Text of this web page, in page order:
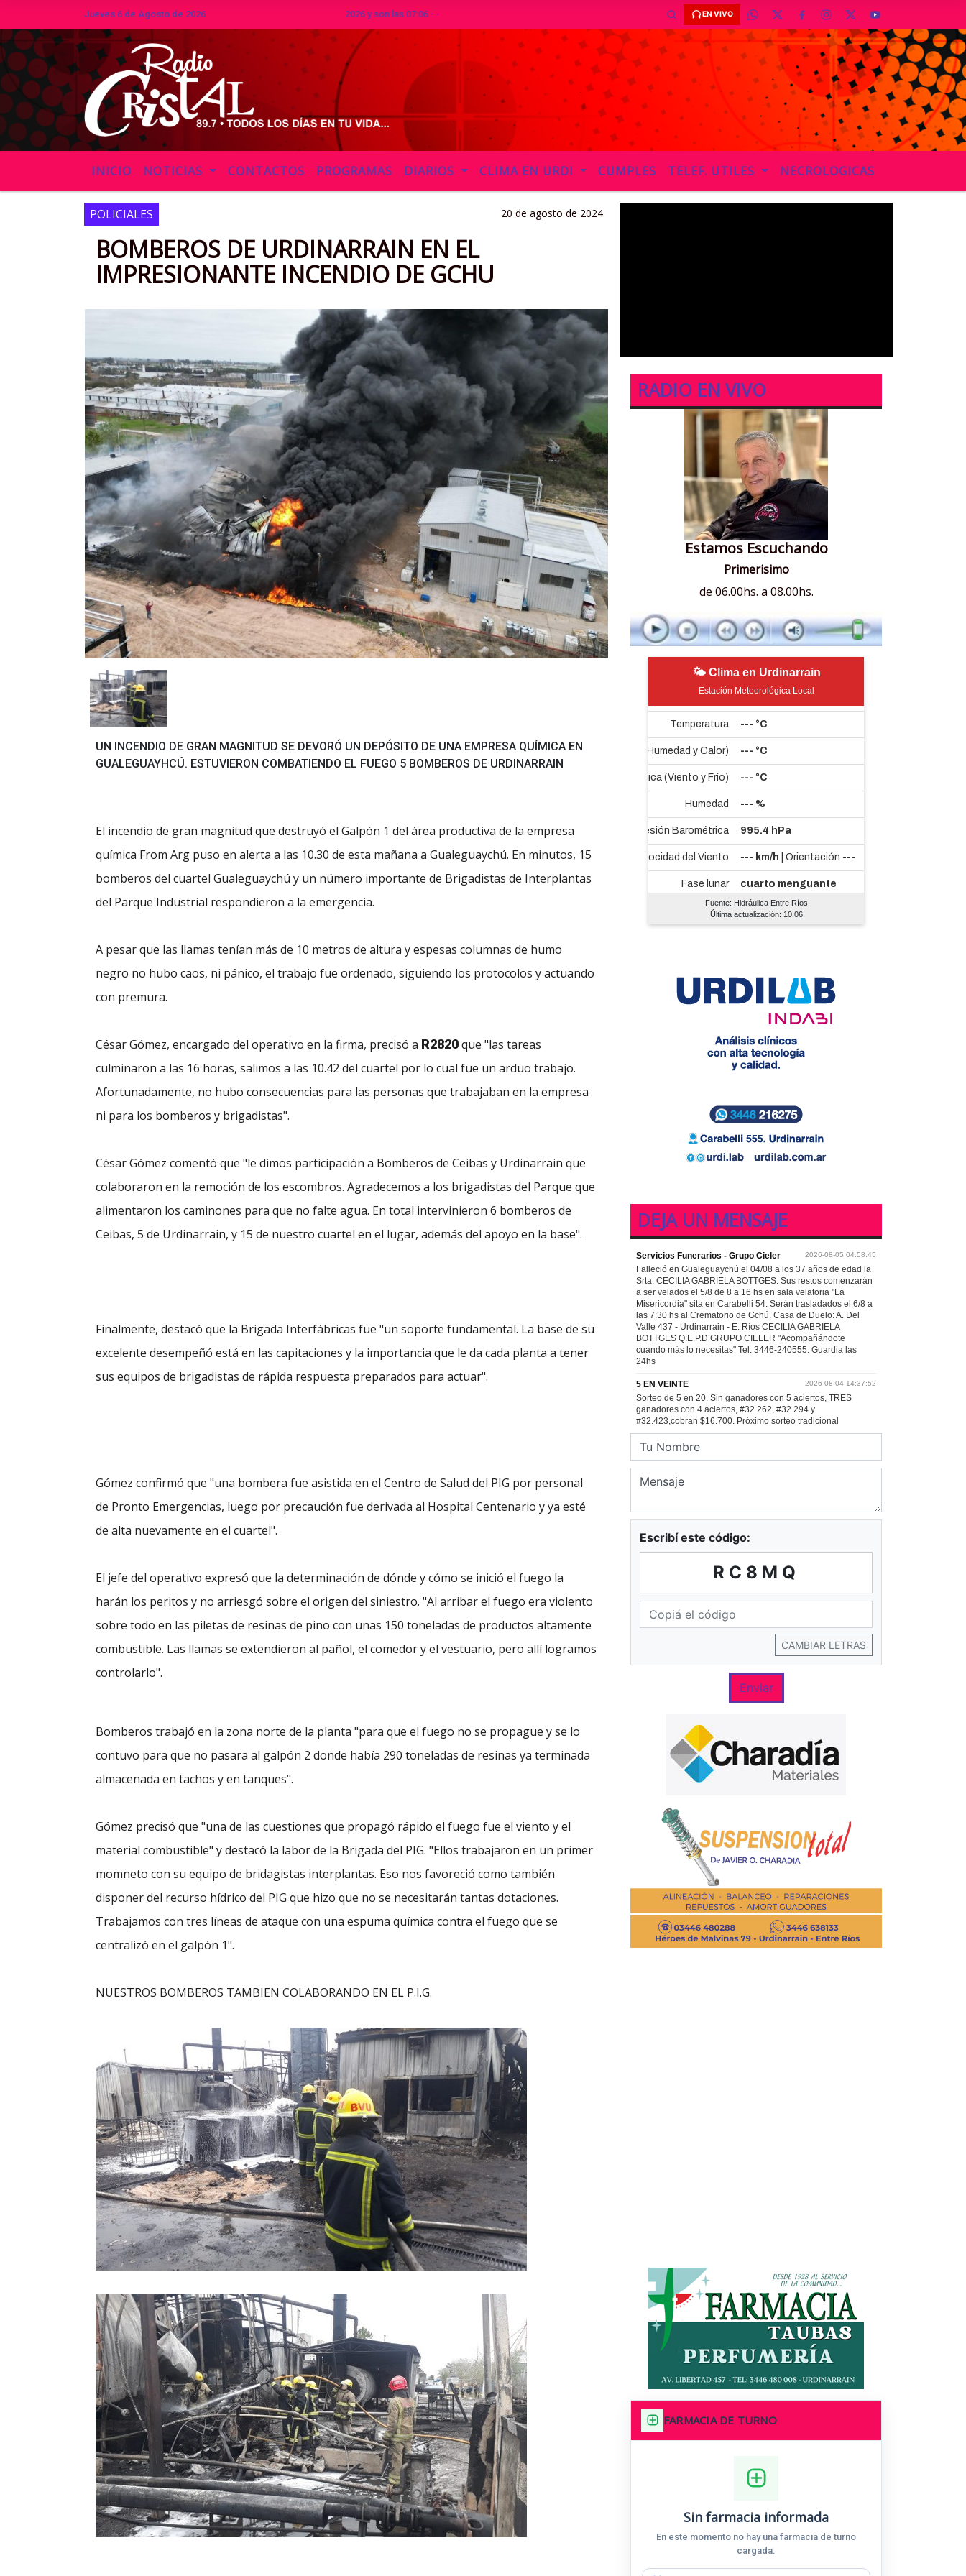
Jueves 6 de Agosto de 2026Hoy es Jueves 6 de Agosto de 2026 y son las 07:06 - - EN VIVO
INICIO NOTICIAS CONTACTOS PROGRAMAS DIARIOS CLIMA EN URDI CUMPLES TELEF. UTILES NECROLOGICAS
POLICIALES 20 de agosto de 2024
BOMBEROS DE URDINARRAIN EN EL
IMPRESIONANTE INCENDIO DE GCHU
UN INCENDIO DE GRAN MAGNITUD SE DEVORÓ UN DEPÓSITO DE UNA EMPRESA QUÍMICA EN
GUALEGUAYHCÚ. ESTUVIERON COMBATIENDO EL FUEGO 5 BOMBEROS DE URDINARRAIN
El incendio de gran magnitud que destruyó el Galpón 1 del área productiva de la empresa
química From Arg puso en alerta a las 10.30 de esta mañana a Gualeguaychú. En minutos, 15
bomberos del cuartel Gualeguaychú y un número importante de Brigadistas de Interplantas
del Parque Industrial respondieron a la emergencia.
A pesar que las llamas tenían más de 10 metros de altura y espesas columnas de humo
negro no hubo caos, ni pánico, el trabajo fue ordenado, siguiendo los protocolos y actuando
con premura.
César Gómez, encargado del operativo en la firma, precisó a R2820que "las tareas
culminaron a las 16 horas, salimos a las 10.42 del cuartel por lo cual fue un arduo trabajo.
Afortunadamente, no hubo consecuencias para las personas que trabajaban en la empresa
ni para los bomberos y brigadistas".
César Gómez comentó que "le dimos participación a Bomberos de Ceibas y Urdinarrain que
colaboraron en la remoción de los escombros. Agradecemos a los brigadistas del Parque que
alimentaron los caminones para que no falte agua. En total intervinieron 6 bomberos de
Ceibas, 5 de Urdinarrain, y 15 de nuestro cuartel en el lugar, además del apoyo en la base".
Finalmente, destacó que la Brigada Interfábricas fue "un soporte fundamental. La base de su
excelente desempeñó está en las capitaciones y la importancia que le da cada planta a tener
sus equipos de brigadistas de rápida respuesta preparados para actuar".
Gómez confirmó que "una bombera fue asistida en el Centro de Salud del PIG por personal
de Pronto Emergencias, luego por precaución fue derivada al Hospital Centenario y ya esté
de alta nuevamente en el cuartel".
El jefe del operativo expresó que la determinación de dónde y cómo se inició el fuego la
harán los peritos y no arriesgó sobre el origen del siniestro. "Al arribar el fuego era violento
sobre todo en las piletas de resinas de pino con unas 150 toneladas de productos altamente
combustible. Las llamas se extendieron al pañol, el comedor y el vestuario, pero allí logramos
controlarlo".
Bomberos trabajó en la zona norte de la planta "para que el fuego no se propague y se lo
contuvo para que no pasara al galpón 2 donde había 290 toneladas de resinas ya terminada
almacenada en tachos y en tanques".
Gómez precisó que "una de las cuestiones que propagó rápido el fuego fue el viento y el
material combustible" y destacó la labor de la Brigada del PIG. "Ellos trabajaron en un primer
momneto con su equipo de bridagistas interplantas. Eso nos favoreció como también
disponer del recurso hídrico del PIG que hizo que no se necesitarán tantas dotaciones.
Trabajamos con tres líneas de ataque con una espuma química contra el fuego que se
centralizó en el galpón 1".
NUESTROS BOMBEROS TAMBIEN COLABORANDO EN EL P.I.G.
RADIO EN VIVO
Estamos Escuchando
Primerisimo
de 06.00hs. a 08.00hs.
🌤 Clima en Urdinarrain
Estación Meteorológica Local
Fuente: Hidráulica Entre Ríos
Última actualización: 10:06
DEJA UN MENSAJE
Escribí este código:
RC8MQ
CAMBIAR LETRAS
FARMACIA DE TURNO
Sin farmacia informada
En este momento no hay una farmacia de turno
cargada.